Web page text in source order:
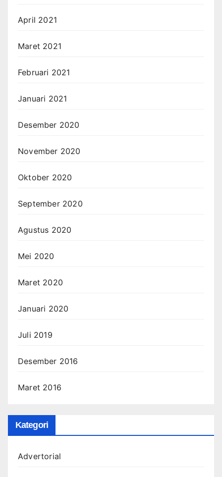
April 2021
Maret 2021
Februari 2021
Januari 2021
Desember 2020
November 2020
Oktober 2020
September 2020
Agustus 2020
Mei 2020
Maret 2020
Januari 2020
Juli 2019
Desember 2016
Maret 2016
Kategori
Advertorial